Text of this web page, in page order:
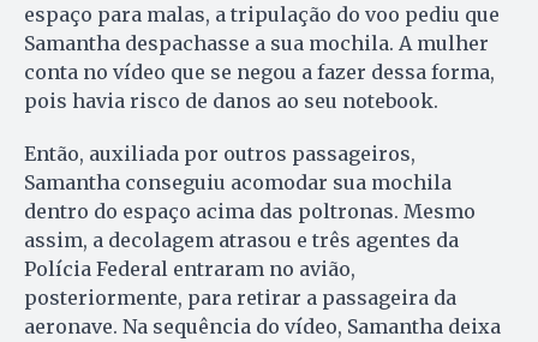
espaço para malas, a tripulação do voo pediu que
Samantha despachasse a sua mochila. A mulher
conta no vídeo que se negou a fazer dessa forma,
pois havia risco de danos ao seu notebook.
Então, auxiliada por outros passageiros,
Samantha conseguiu acomodar sua mochila
dentro do espaço acima das poltronas. Mesmo
assim, a decolagem atrasou e três agentes da
Polícia Federal entraram no avião,
posteriormente, para retirar a passageira da
aeronave. Na sequência do vídeo, Samantha deixa